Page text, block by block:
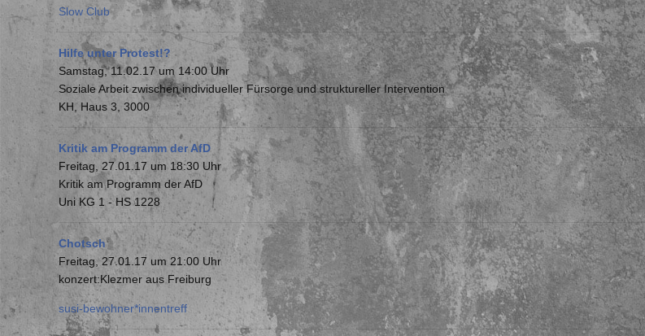
Slow Club
Hilfe unter Protest!?
Samstag, 11.02.17 um 14:00 Uhr
Soziale Arbeit zwischen individueller Fürsorge und struktureller Intervention
KH, Haus 3, 3000
Kritik am Programm der AfD
Freitag, 27.01.17 um 18:30 Uhr
Kritik am Programm der AfD
Uni KG 1 - HS 1228
Chotsch
Freitag, 27.01.17 um 21:00 Uhr
konzert:Klezmer aus Freiburg
susi-bewohner*innentreff